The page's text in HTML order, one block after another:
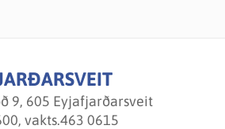
9, 605 Eyjafjarðarsveit
vakts.463 0615